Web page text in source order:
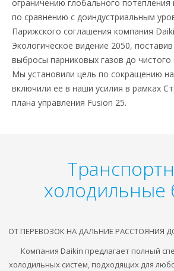
ограничению глобального потепления
по сравнению с доиндустриальным
Парижского соглашения компания
Экологическое видение 2050,
выбросы парниковых газов до чистого
Мы установили цель по сокращению
включили ее в наши усилия в рамках
плана управления Fusion 25.
холодильные
ОТ ПЕРЕВОЗОК НА ДАЛЬНИЕ РАССТОЯНИЯ
Компания Daikin предлагает полный
холодильных систем, подходящих для